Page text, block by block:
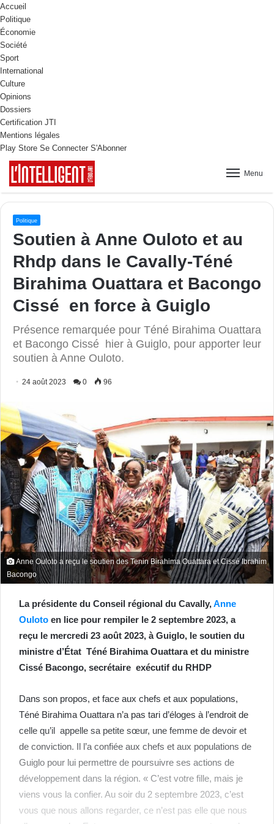
Accueil
Politique
Économie
Société
Sport
International
Culture
Opinions
Dossiers
Certification JTI
Mentions légales
Play Store Se Connecter S'Abonner
Menu
Politique
Soutien à Anne Ouloto et au
Rhdp dans le Cavally-Téné
Birahima Ouattara et Bacongo
Cissé en force à Guiglo
Présence remarquée pour Téné Birahima Ouattara
et Bacongo Cissé hier à Guiglo, pour apporter leur
soutien à Anne Ouloto.
24 août 2023 0 96
Anne Ouloto a reçu le soutien des Tenin Birahima Ouattara et Cissé Ibrahim
Bacongo
La présidente du Conseil régional du Cavally,Anne
Ouloto en lice pour rempiler le 2 septembre 2023, a
reçu le mercredi 23 août 2023, à Guiglo, le soutien du
ministre d’État Téné Birahima Ouattara et du ministre
Cissé Bacongo, secrétaire exécutif du RHDP
Dans son propos, et face aux chefs et aux populations,
Téné Birahima Ouattara n’a pas tari d’éloges à l’endroit de
celle qu’il appelle sa petite sœur, une femme de devoir et
de conviction. Il l’a confiée aux chefs et aux populations de
Guiglo pour lui permettre de poursuivre ses actions de
développement dans la région. « C’est votre fille, mais je
viens vous la confier. Au soir du 2 septembre 2023, c’est
vous que nous allons regarder, ce n’est pas elle que nous